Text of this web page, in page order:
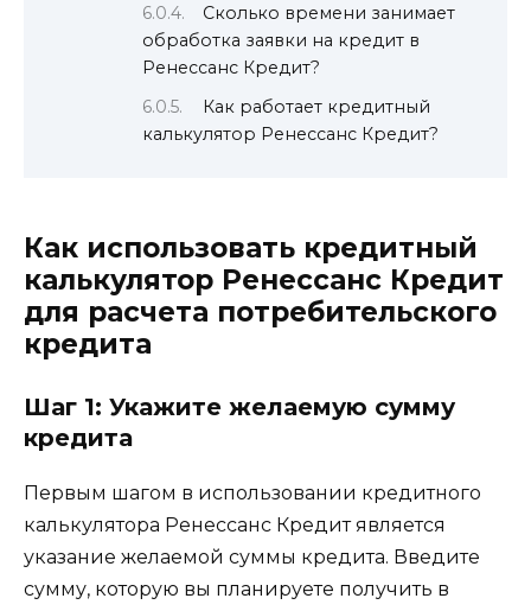
Сколько времени занимает
обработка заявки на кредит в
Ренессанс Кредит?
Как работает кредитный
калькулятор Ренессанс Кредит?
Как использовать кредитный
калькулятор Ренессанс Кредит
для расчета потребительского
кредита
Шаг 1: Укажите желаемую сумму
кредита
Первым шагом в использовании кредитного
калькулятора Ренессанс Кредит является
указание желаемой суммы кредита. Введите
сумму, которую вы планируете получить в